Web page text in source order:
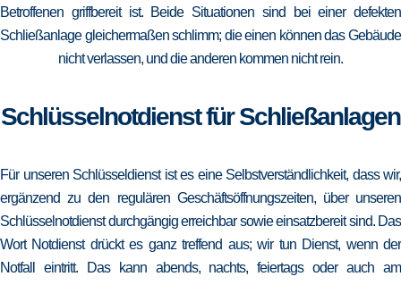
Betroffenen griffbereit ist. Beide Situationen sind bei einer defekten
Schließanlage gleichermaßen schlimm; die einen können das Gebäude
nicht verlassen, und die anderen kommen nicht rein.
Schlüsselnotdienst für Schließanlagen
Für unseren Schlüsseldienst ist es eine Selbstverständlichkeit, dass wir,
ergänzend zu den regulären Geschäftsöffnungszeiten, über unseren
Schlüsselnotdienst durchgängig erreichbar sowie einsatzbereit sind. Das
Wort Notdienst drückt es ganz treffend aus; wir tun Dienst, wenn der
Notfall eintritt. Das kann abends, nachts, feiertags oder auch am